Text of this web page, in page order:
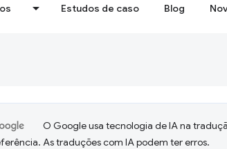
Estudos de caso Blog
O Google usa tecnologia de IA na
As traduções com IA podem ter erros.